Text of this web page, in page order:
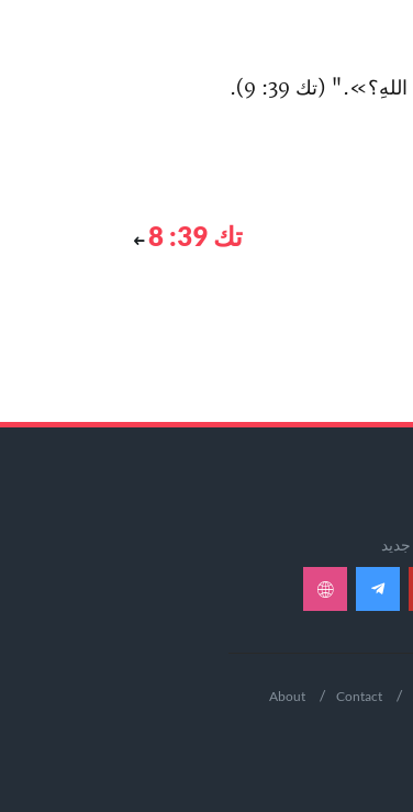
(تك 39: 9).
تك 39: 8
Contact
About